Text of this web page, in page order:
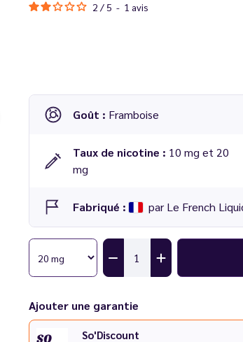
2 / 5 - 1 avis
Goût : Framboise
Taux de nicotine : 10 mg et 20
mg
Fabriqué : par Le French
Ajouter une garantie
So'Discount